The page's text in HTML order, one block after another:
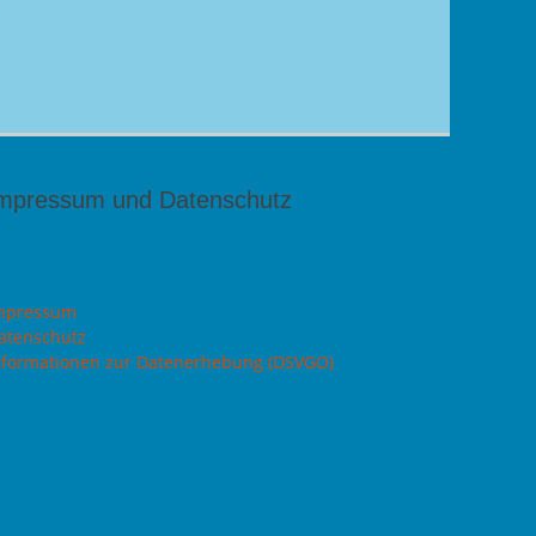
und Datenschutz
zur Datenerhebung (DSVGO)